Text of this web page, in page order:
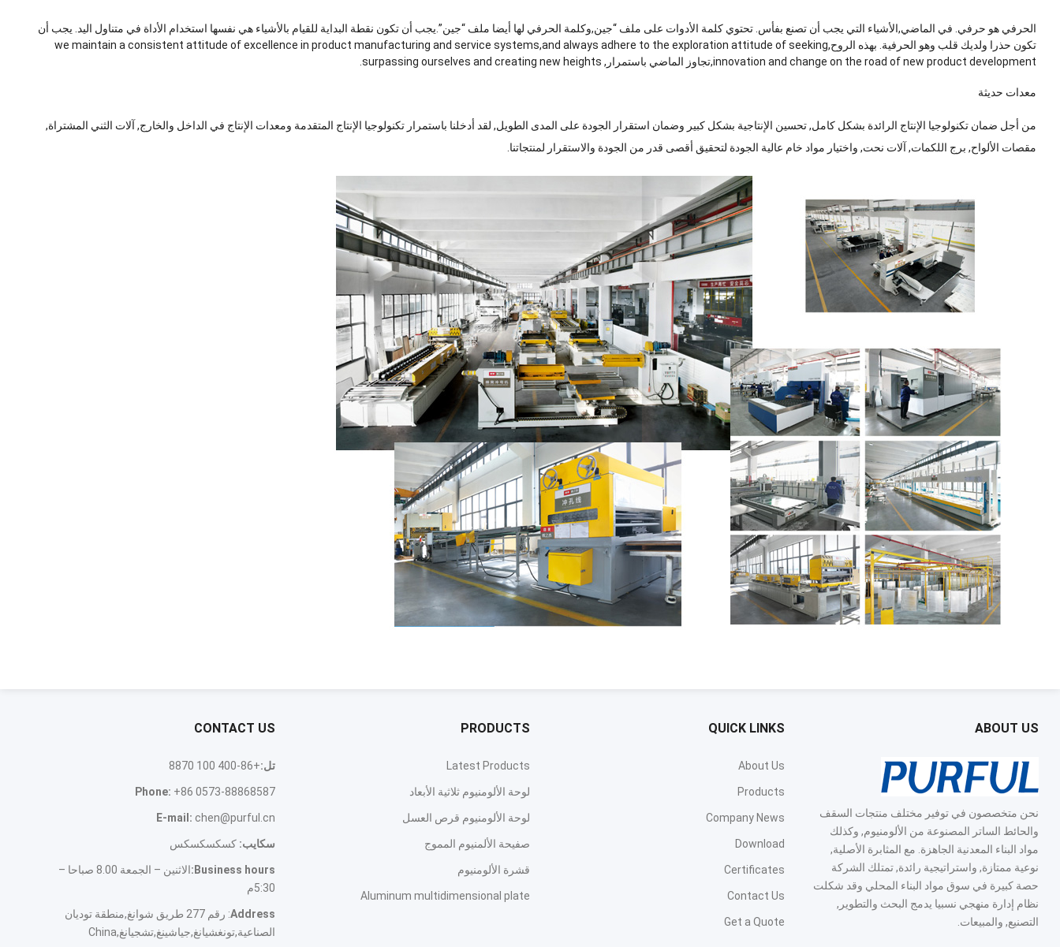
الحرفي هو حرفي. في الماضي,الأشياء التي يجب أن تصنع بفأس. تحتوي كلمة الأدوات على ملف “جين,وكلمة الحرفي لها أيضا ملف “جين”.يجب أن تكون نقطة البداية للقيام بالأشياء هي نفسها استخدام الأداة في متناول اليد. يجب أن
تكون حذرا ولديك قلب وهو الحرفية. بهذه الروح,
we maintain a consistent attitude of excellence in product manufacturing and service systems,and always adhere to the exploration attitude of seeking
innovation and change on the road of new product development,تجاوز الماضي باستمرار, .
معدات حديثة
من أجل ضمان تكنولوجيا الإنتاج الرائدة بشكل كامل, تحسين الإنتاجية بشكل كبير وضمان استقرار الجودة على المدى الطويل, لقد أدخلنا باستمرار تكنولوجيا الإنتاج المتقدمة ومعدات الإنتاج في الداخل والخارج, آلات الثني المشتراة,
مقصات الألواح, برج اللكمات, آلات نحت, واختيار مواد خام عالية الجودة لتحقيق أقصى قدر من الجودة والاستقرار لمنتجاتنا.
ABOUT US
نحن متخصصون في توفير مختلف منتجات السقف
والحائط الساتر المصنوعة من الألومنيوم, وكذلك
مواد البناء المعدنية الجاهزة. مع المثابرة الأصلية,
نوعية ممتازة, واستراتيجية رائدة, تمتلك الشركة
حصة كبيرة في سوق مواد البناء المحلي وقد شكلت
نظام إدارة منهجي نسبيا يدمج البحث والتطوير,
التصنيع, والمبيعات.
QUICK LINKS
About Us
Products
Company News
Download
Certificates
Contact Us
Get a Quote
PRODUCTS
Latest Products
لوحة الألومنيوم ثلاثية الأبعاد
لوحة الألومنيوم قرص العسل
صفيحة الألمنيوم المموج
قشرة الألومنيوم
Aluminum multidimensional plate
CONTACT US
تل:+86-400 100 8870
Phone: +86 0573-88868587
E-mail : chen@purful.cn
سكايب: كسكسكسكس
Business hours
:
الاثنين – الجمعة 8.00 صباحا –
5:30م
Address
: رقم 277 طريق شوانغ,منطقة توديان
الصناعية,تونغشيانغ,جياشينغ,تشجيانغ,China